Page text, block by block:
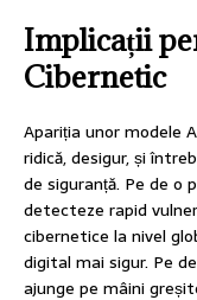
Implicații
Cibernetic
Apariția unor modele
ridică, desigur, și
de siguranță. Pe de o
detecteze rapid
cibernetice la nivel
digital mai sigur. Pe
ajunge pe mâini